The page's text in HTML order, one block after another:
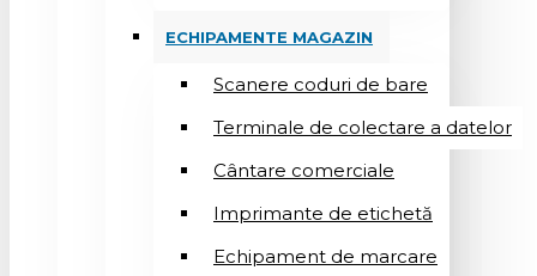
ECHIPAMENTE MAGAZIN
Scanere coduri de bare
Terminale de colectare a datelor
Cântare comerciale
Imprimante de etichetă
Echipament de marcare